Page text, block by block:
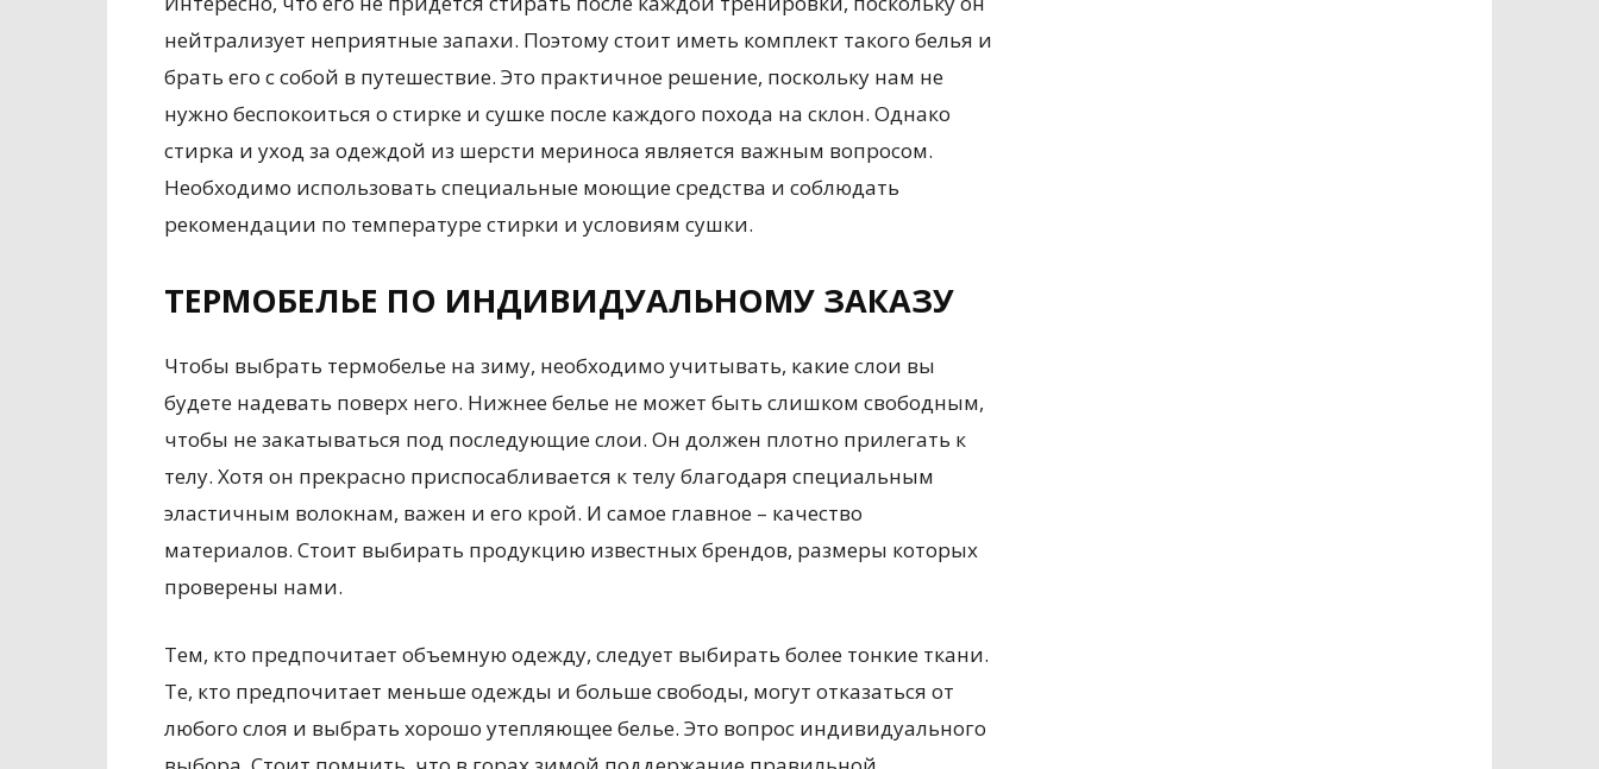
нейтрализует неприятные запахи. Поэтому стоит иметь комплект такого белья и
брать его с собой в путешествие. Это практичное решение, поскольку нам не
нужно беспокоиться о стирке и сушке после каждого похода на склон. Однако
стирка и уход за одеждой из шерсти мериноса является важным вопросом.
Необходимо использовать специальные моющие средства и соблюдать
рекомендации по температуре стирки и условиям сушки.
ТЕРМОБЕЛЬЕ ПО ИНДИВИДУАЛЬНОМУ ЗАКАЗУ
Чтобы выбрать термобелье на зиму, необходимо учитывать, какие слои вы
будете надевать поверх него. Нижнее белье не может быть слишком свободным,
чтобы не закатываться под последующие слои. Он должен плотно прилегать к
телу. Хотя он прекрасно приспосабливается к телу благодаря специальным
эластичным волокнам, важен и его крой. И самое главное – качество
материалов. Стоит выбирать продукцию известных брендов, размеры которых
проверены нами.
Тем, кто предпочитает объемную одежду, следует выбирать более тонкие ткани.
Те, кто предпочитает меньше одежды и больше свободы, могут отказаться от
любого слоя и выбрать хорошо утепляющее белье. Это вопрос индивидуального